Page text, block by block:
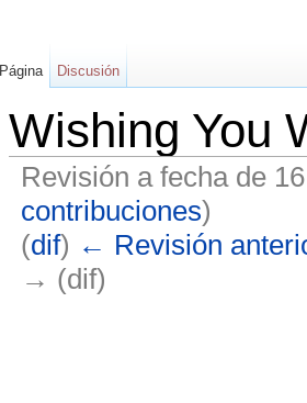
Wishing You
Revisión a fecha de
contribuciones)
(dif) ← Revisión
→ (dif)
Página Discusión